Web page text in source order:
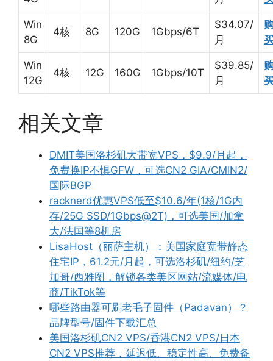
Win
8G
4核 8G 120G 1Gbps/6T
$34.07/
月
Win
12G
4核 12G 160G 1Gbps/10T
$39.85/
月
相关文章
DMIT美国洛杉矶大带宽VPS，$9.9/月起，
免费换IP不惧GFW，可选CN2 GIA/CMIN2/
国际BGP
racknerd优惠VPS低至$10.6/年(1核/1G内
存/25G SSD/1Gbps@2T)，可选美国/加拿
大/法国等8机房
LisaHost（丽萨主机）：美国家庭宽带静态
住宅IP，61.2元/月起，可选洛杉矶/纽约/芝
加哥/西雅图，解锁各类美区网站/流媒体/电
商/TikTok等
哪些路由器可刷老毛子固件（Padavan）？
品牌型号/固件下载汇总
美国洛杉矶CN2 VPS/香港CN2 VPS/日本
CN2 VPS推荐，延迟低、稳定性高、免费备